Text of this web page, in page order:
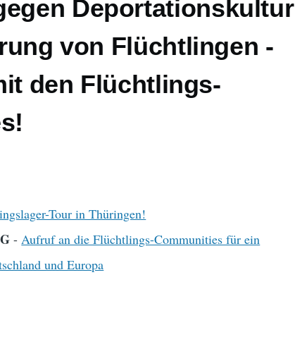
von Flüchtlingen -
den Flüchtlings-
Tour in Thüringen!
- Aufruf an die Flüchtlings-Communities für ein
und Europa